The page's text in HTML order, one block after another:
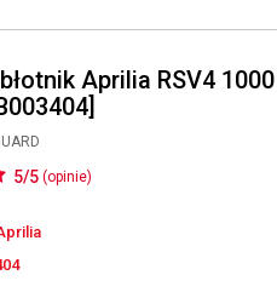
Aprilia RSV4
5/5 (opinie)